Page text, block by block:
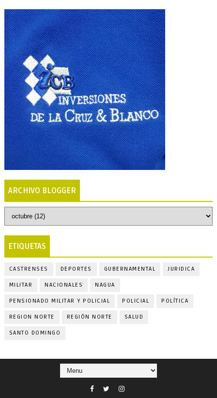
ARCHIVO BLOGGER
ETIQUETAS
CASTRENSES DEPORTES GUBERNAMENTAL JURIDICA
MILITAR NACIONALES NAGUA
PENSIONADO MILITAR Y POLICIAL POLICIAL POLÍTICA
REGION NORTE REGIÓN NORTE SALUD
SANTO DOMINGO